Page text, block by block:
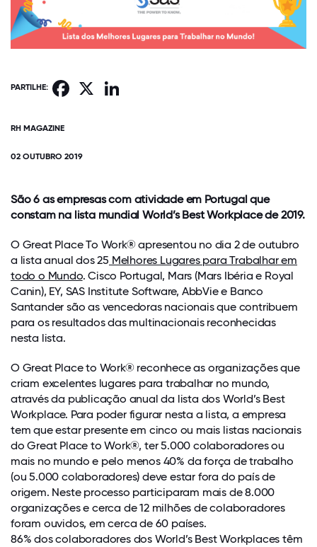
PARTILHE: Facebook
RH MAGAZINE
02 OUTUBRO 2019
São 6 as empresas com atividade em Portugal que
constam na lista mundial World’s Best Workplace de 2019.
O Great Place To Work® apresentou no dia 2 de outubro
a lista anual dos 25 Melhores Lugares para Trabalhar em
todo o Mundo. Cisco Portugal, Mars (Mars Ibéria e Royal
Canin), EY, SAS Institute Software, AbbVie e Banco
Santander são as vencedoras nacionais que contribuem
para os resultados das multinacionais reconhecidas
nesta lista.
O Great Place to Work® reconhece as organizações que
criam excelentes lugares para trabalhar no mundo,
através da publicação anual da lista dos World’s Best
Workplace. Para poder figurar nesta a lista, a empresa
tem que estar presente em cinco ou mais listas nacionais
do Great Place to Work®, ter 5.000 colaboradores ou
mais no mundo e pelo menos 40% da força de trabalho
(ou 5.000 colaboradores) deve estar fora do país de
origem. Neste processo participaram mais de 8.000
organizações e cerca de 12 milhões de colaboradores
foram ouvidos, em cerca de 60 países.
86% dos colaboradores dos World’s Best Workplaces têm